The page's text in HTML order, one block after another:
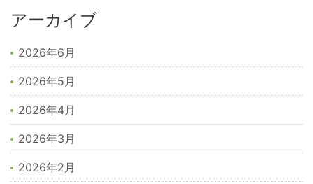
アーカイブ
2026年6月
2026年5月
2026年4月
2026年3月
2026年2月